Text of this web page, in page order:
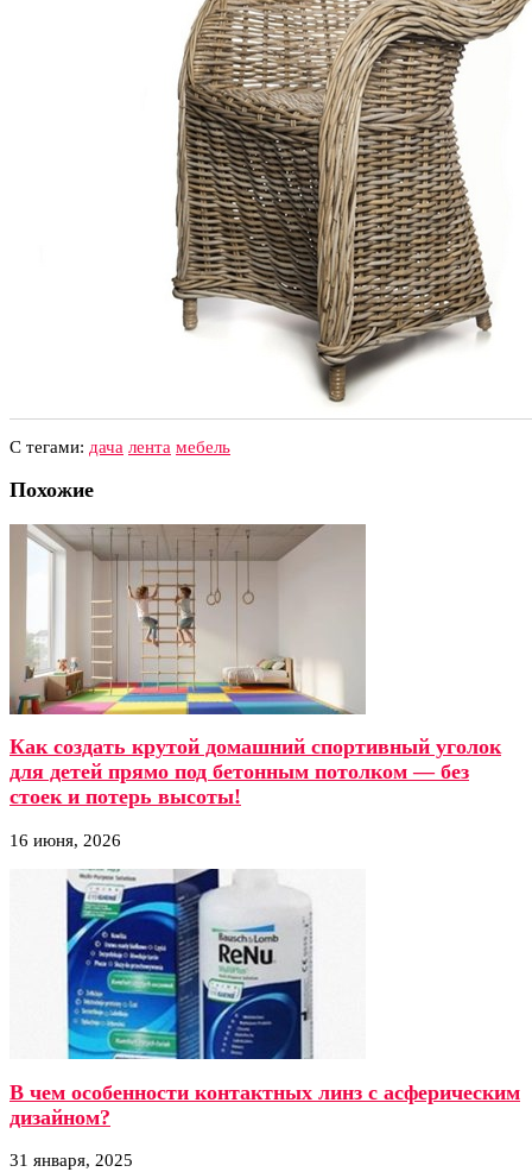
С тегами: дача лента мебель
Похожие
Как создать крутой домашний спортивный уголок
для детей прямо под бетонным потолком — без
стоек и потерь высоты!
16 июня, 2026
В чем особенности контактных линз с асферическим
дизайном?
31 января, 2025